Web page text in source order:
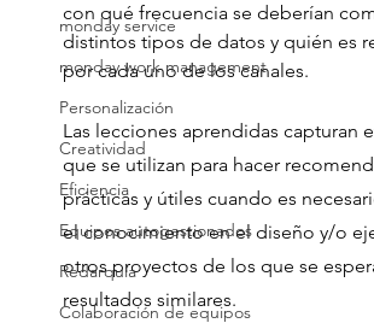
monday service
monday work management
Personalización
Creatividad
Eficiencia
Equipos autogestionados
Redarquía
Colaboración de equipos
con qué frecuencia se deberían
distintos tipos de datos y quién es
por cada uno de los canales.
Las lecciones aprendidas capturan
que se utilizan para hacer
prácticas y útiles cuando es
el conocimiento en el diseño y/o
otros proyectos de los que se
resultados similares.